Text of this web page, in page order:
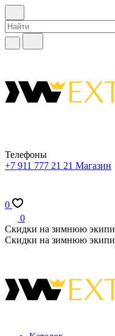
Телефоны
+7 911 777 21 21 Магазин
0
0
Скидки на зимнюю
Скидки на зимнюю